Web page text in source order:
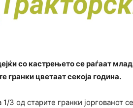
со кастрењето се раѓаат
гранки цветаат секоја година.
3 од старите гранки јоргованот